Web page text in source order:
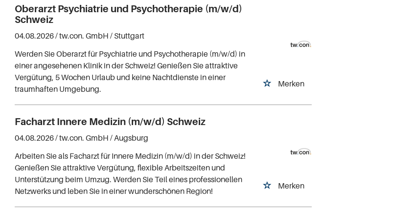
Oberarzt Psychiatrie und Psychotherapie (m/w/d)
Schweiz
Merken
04.08.2026 /tw.con. GmbH / Stuttgart
Werden Sie Oberarzt für Psychiatrie und Psychotherapie (m/w/d) in
einer angesehenen Klinik in der Schweiz! Genießen Sie attraktive
Vergütung, 5 Wochen Urlaub und keine Nachtdienste in einer
traumhaften Umgebung.
Facharzt Innere Medizin (m/w/d) Schweiz
Merken
04.08.2026 /tw.con. GmbH / Augsburg
Arbeiten Sie als Facharzt für Innere Medizin (m/w/d) in der Schweiz!
Genießen Sie attraktive Vergütung, flexible Arbeitszeiten und
Unterstützung beim Umzug. Werden Sie Teil eines professionellen
Netzwerks und leben Sie in einer wunderschönen Region!